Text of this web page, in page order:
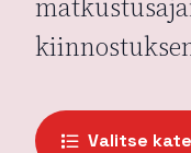
Valitse